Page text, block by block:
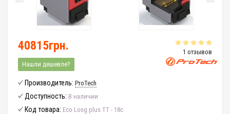
1 отзывов
40815грн.
Нашли дешевле?
Производитель: ProTech
Доступность: В наличии
Код товара: Eco Long plus ТТ - 18с